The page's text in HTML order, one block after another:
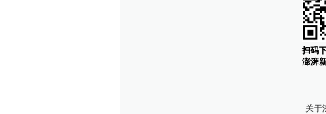
扫码
澎湃
关于